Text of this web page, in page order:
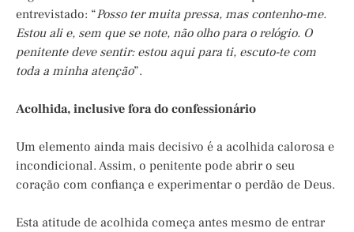
entrevistado: “Posso ter muita pressa, mas contenho-me.
Estou ali e, sem que se note, não olho para o relógio. O
penitente deve sentir: estou aqui para ti, escuto-te com
toda a minha atenção”.
Acolhida, inclusive fora do confessionário
Um elemento ainda mais decisivo é a acolhida calorosa e
incondicional. Assim, o penitente pode abrir o seu
coração com confiança e experimentar o perdão de Deus.
Esta atitude de acolhida começa antes mesmo de entrar